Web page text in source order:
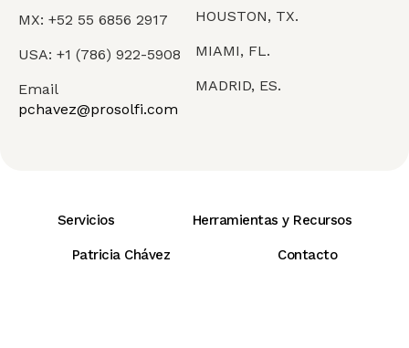
MX: +52 55 6856 2917
USA: +1 (786) 922-5908
Email
pchavez@prosolfi.com
HOUSTON, TX.
MIAMI, FL.
MADRID, ES.
Servicios Herramientas y Recursos
Patricia Chávez Contacto